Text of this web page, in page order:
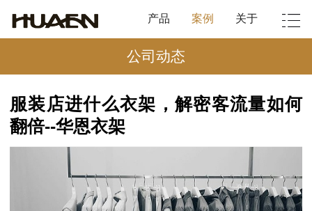
产品 案例 关于
公司动态
服装店进什么衣架，解密客流量如何
翻倍--华恩衣架